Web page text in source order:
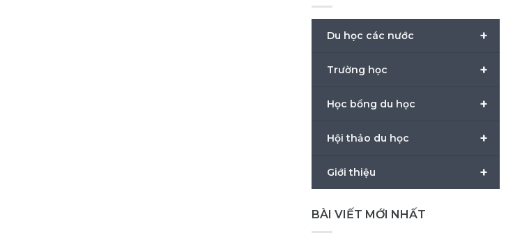
+
Du học các nước
+
Trường học
+
Học bổng du học
+
Hội thảo du học
+
Giới thiệu
BÀI VIẾT MỚI NHẤT